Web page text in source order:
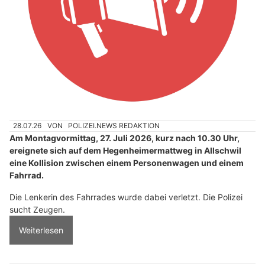
28.07.26 VON POLIZEI.NEWS REDAKTION
Am Montagvormittag, 27. Juli 2026, kurz nach 10.30 Uhr,
ereignete sich auf dem Hegenheimermattweg in Allschwil
eine Kollision zwischen einem Personenwagen und einem
Fahrrad.
Die Lenkerin des Fahrrades wurde dabei verletzt. Die Polizei
sucht Zeugen.
Weiterlesen